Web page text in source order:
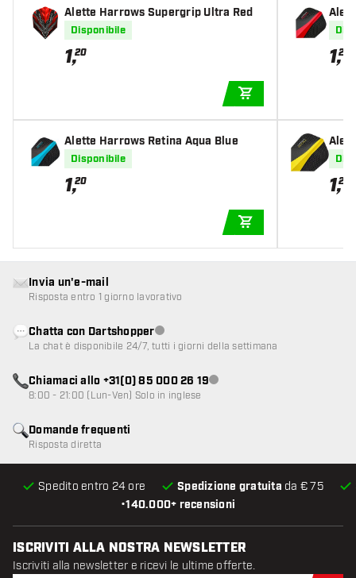
Alette Harrows Supergrip Ultra Red
Disponibile
1,20
Alette Harrows Retina Aqua Blue
Disponibile
1,20
1,20
1,20
•140.000+ recensioni
Spedito entro 24 ore Spedizione gratuita da € 75
Domande frequenti
Risposta diretta
Invia un'e-mail
Risposta entro 1 giorno lavorativo
Chatta con DartshopperServizio clienti non disponibile
La chat è disponibile 24/7, tutti i giorni della settimana
Chiamaci allo +31(0) 85 000 26 19Servizio clienti non disponibile
8:00 - 21:00 (Lun-Ven) Solo in inglese
ISCRIVITI ALLA NOSTRA NEWSLETTER
Iscriviti alla newsletter e ricevi le ultime offerte.